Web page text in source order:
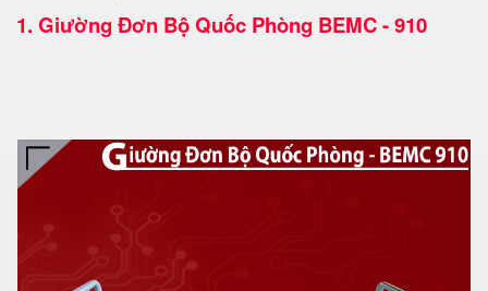
1. Giường Đơn Bộ Quốc Phòng BEMC - 910